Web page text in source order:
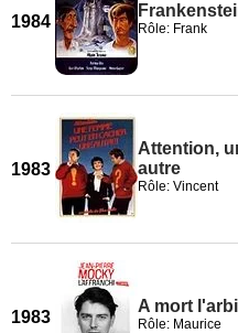
1984 Rôle: Frank
1983
Attention,
autre
Rôle: Vincent
1983
A mort
Rôle: Maurice